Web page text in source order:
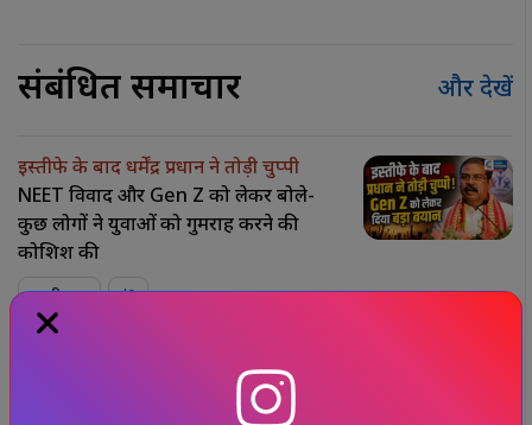
संबंधित समाचार और देखें
इस्तीफे के बाद धर्मेंद्र प्रधान ने तोड़ी चुप्पी
NEET विवाद और Gen Z को लेकर बोले-
कुछ लोगों ने युवाओं को गुमराह करने की
कोशिश की
राष्ट्रीय
दूध हुआ महंगा, 11 अगस्त से 2
रुपये बढ़ेंगे दाम,गाय का दूध ₹62 और भैंस का